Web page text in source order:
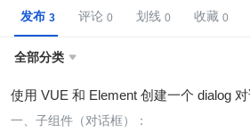
发布 评论 划线 收藏
全部分类 
使用 VUE 和 Element 创建一个 dialog
一、子组件（对话框）：